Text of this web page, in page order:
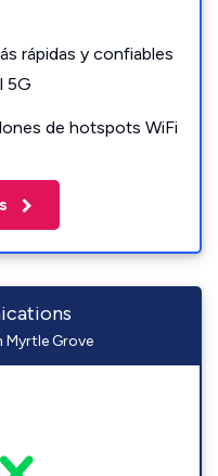
rápidas y confiables
5G
de hotspots WiFi
Myrtle Grove